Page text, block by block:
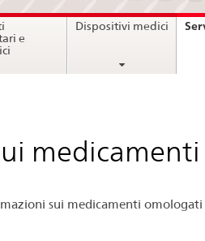
aspetti
e
Dispositivi medici
medicamenti
sui medicamenti omologati